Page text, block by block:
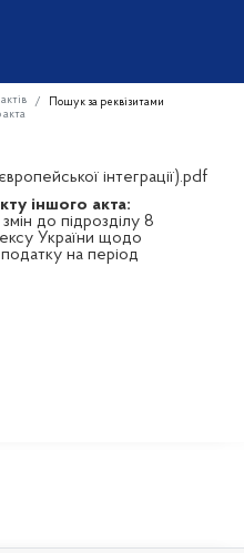
Пошук за реквізитами
акта
інтеграції).pdf
іншого акта:
до підрозділу 8
України щодо
на період